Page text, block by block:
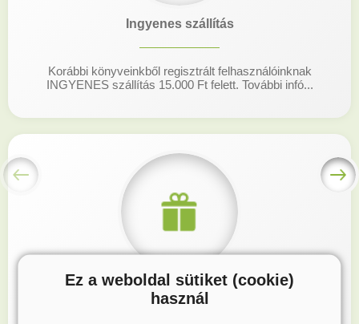
Ingyenes szállítás
Korábbi könyveinkből regisztrált felhasználóinknak
INGYENES szállítás 15.000 Ft felett. További infó...
Hűségprogram
Ez a weboldal sütiket (cookie)
használ